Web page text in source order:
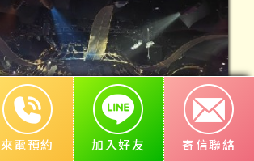
來電預約 加入好友 寄信聯絡